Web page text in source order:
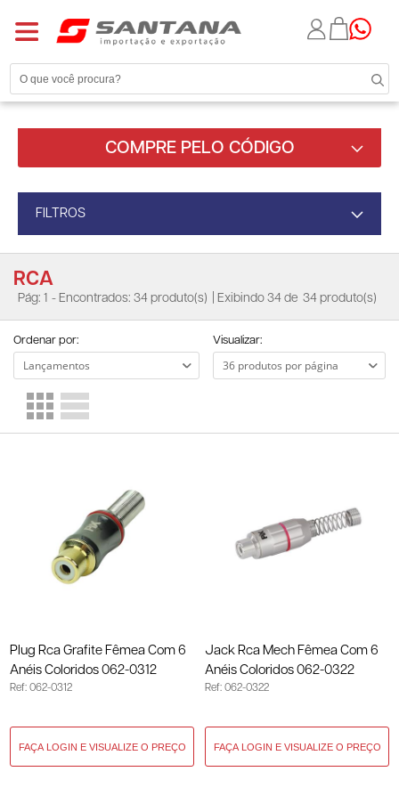
COMPRE PELO CÓDIGO
FILTROS
RCA
Pág: 1 - Encontrados: 34 produto(s) | Exibindo 34 de 34 produto(s)
Ordenar por: Visualizar:
Plug Rca Grafite Fêmea Com 6
Anéis Coloridos 062-0312
Ref: 062-0312
Jack Rca Mech Fêmea Com 6
Anéis Coloridos 062-0322
Ref: 062-0322